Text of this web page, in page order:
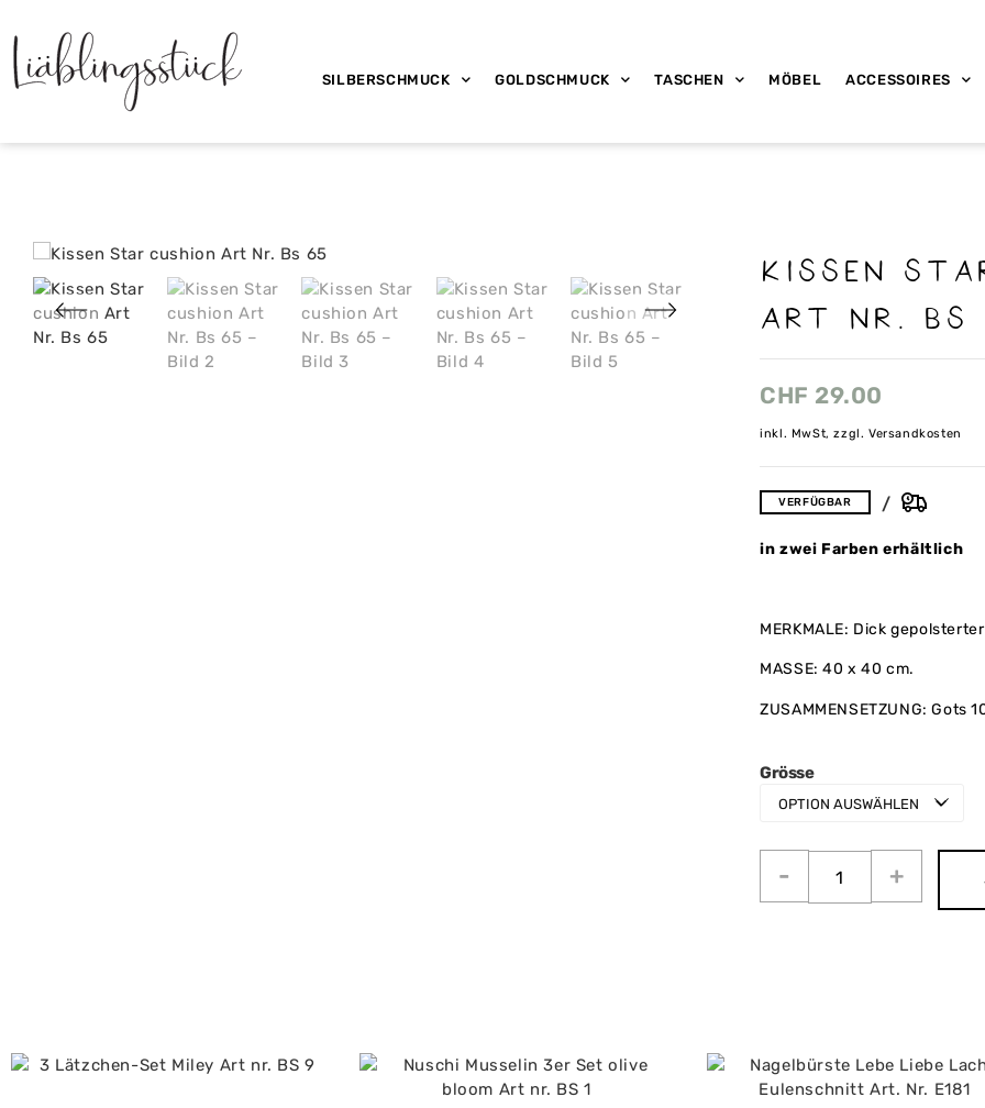
SILBERSCHMUCK GOLDSCHMUCK TASCHEN MÖBEL ACCESSOIRES
Kissen
Art Nr. Bs
CHF 29.00
inkl. MwSt, zzgl. Versandkosten
VERFÜGBAR
in zwei Farben erhältlich
MERKMALE: Dick
MASSE: 40 x 40 cm.
ZUSAMMENSETZUNG: Gots
Grösse